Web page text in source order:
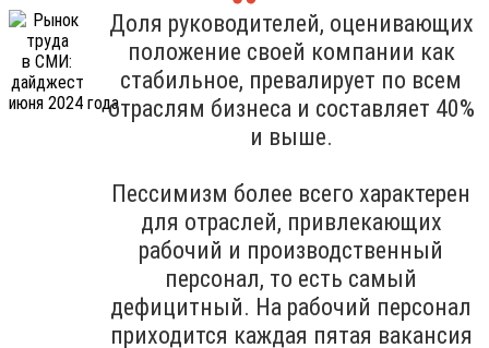
Доля руководителей, оценивающих
положение своей компании как
стабильное, превалирует по всем
отраслям бизнеса и составляет 40%
и выше.
Пессимизм более всего характерен
для отраслей, привлекающих
рабочий и производственный
персонал, то есть самый
дефицитный. На рабочий персонал
приходится каждая пятая вакансия